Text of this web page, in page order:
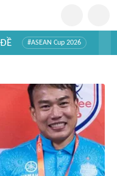
#ASEAN Cup 2026